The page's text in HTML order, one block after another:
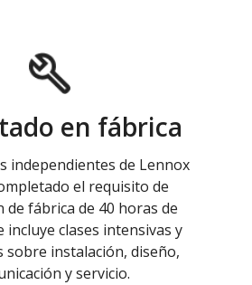
en fábrica
independientes de Lennox
el requisito de
de fábrica de 40 horas de
incluye clases intensivas y
sobre instalación, diseño,
y servicio.